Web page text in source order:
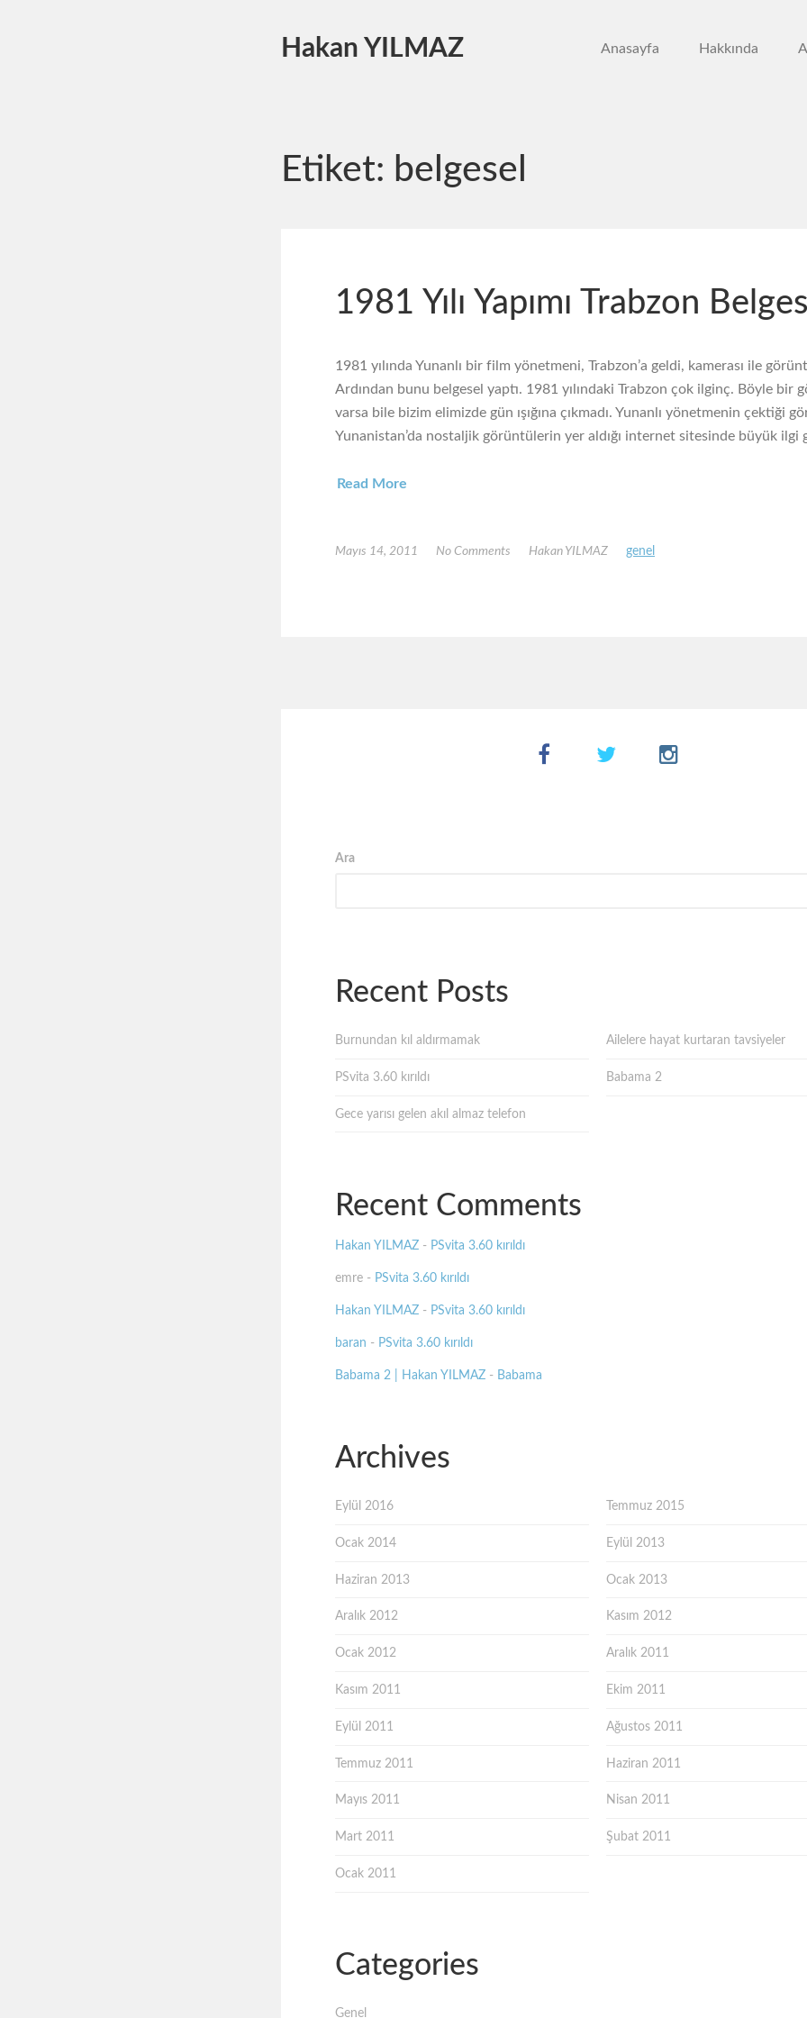
Hakan YILMAZ Anasayfa Hakkında
Etiket: belgesel
1981 Yılı Yapımı Trabzon
1981 yılında Yunanlı bir film yönetmeni, Trabzon’a geldi, kamerası ile
Ardından bunu belgesel yaptı. 1981 yılındaki Trabzon çok ilginç. Böyle bir
varsa bile bizim elimizde gün ışığına çıkmadı. Yunanlı yönetmenin çektiği
Yunanistan’da nostaljik görüntülerin yer aldığı internet sitesinde büyük ilgi
Read More
Mayıs 14, 2011 No Comments Hakan YILMAZ genel
Ara
Recent Posts
Burnundan kıl aldırmamak Ailelere hayat kurtaran tavsiyeler
PSvita 3.60 kırıldı Babama 2
Gece yarısı gelen akıl almaz telefon
Recent Comments
Hakan YILMAZ - PSvita 3.60 kırıldı
emre - PSvita 3.60 kırıldı
Hakan YILMAZ - PSvita 3.60 kırıldı
baran - PSvita 3.60 kırıldı
Babama 2 | Hakan YILMAZ - Babama
Archives
Eylül 2016 Temmuz 2015
Ocak 2014 Eylül 2013
Haziran 2013 Ocak 2013
Aralık 2012 Kasım 2012
Ocak 2012 Aralık 2011
Kasım 2011 Ekim 2011
Eylül 2011 Ağustos 2011
Temmuz 2011 Haziran 2011
Mayıs 2011 Nisan 2011
Mart 2011 Şubat 2011
Ocak 2011
Categories
Genel